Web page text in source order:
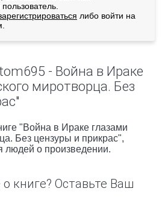
либо войти на
- Война в Ираке
миротворца. Без
"Война в Ираке глазами
Без цензуры и прикрас",
людей о произведении.
книге? Оставьте Ваш